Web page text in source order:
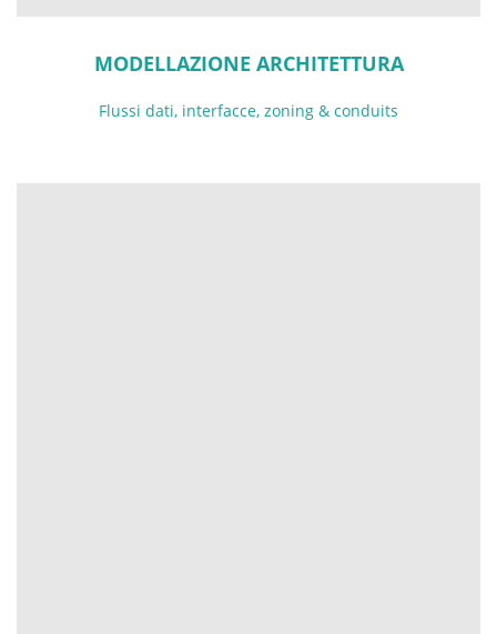
MODELLAZIONE ARCHITETTURA
Flussi dati, interfacce, zoning & conduits